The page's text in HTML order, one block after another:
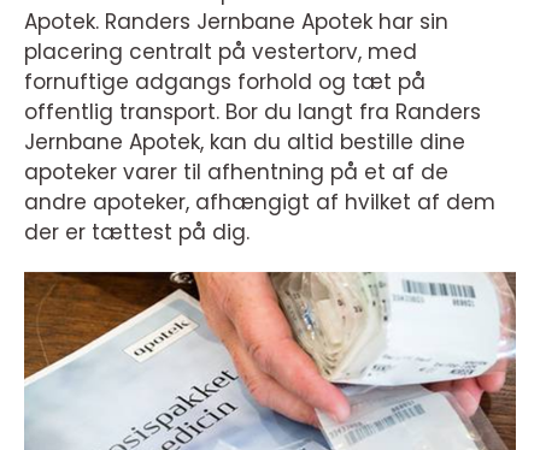
Apotek. Randers Jernbane Apotek har sin
placering centralt på vestertorv, med
fornuftige adgangs forhold og tæt på
offentlig transport. Bor du langt fra Randers
Jernbane Apotek, kan du altid bestille dine
apoteker varer til afhentning på et af de
andre apoteker, afhængigt af hvilket af dem
der er tættest på dig.